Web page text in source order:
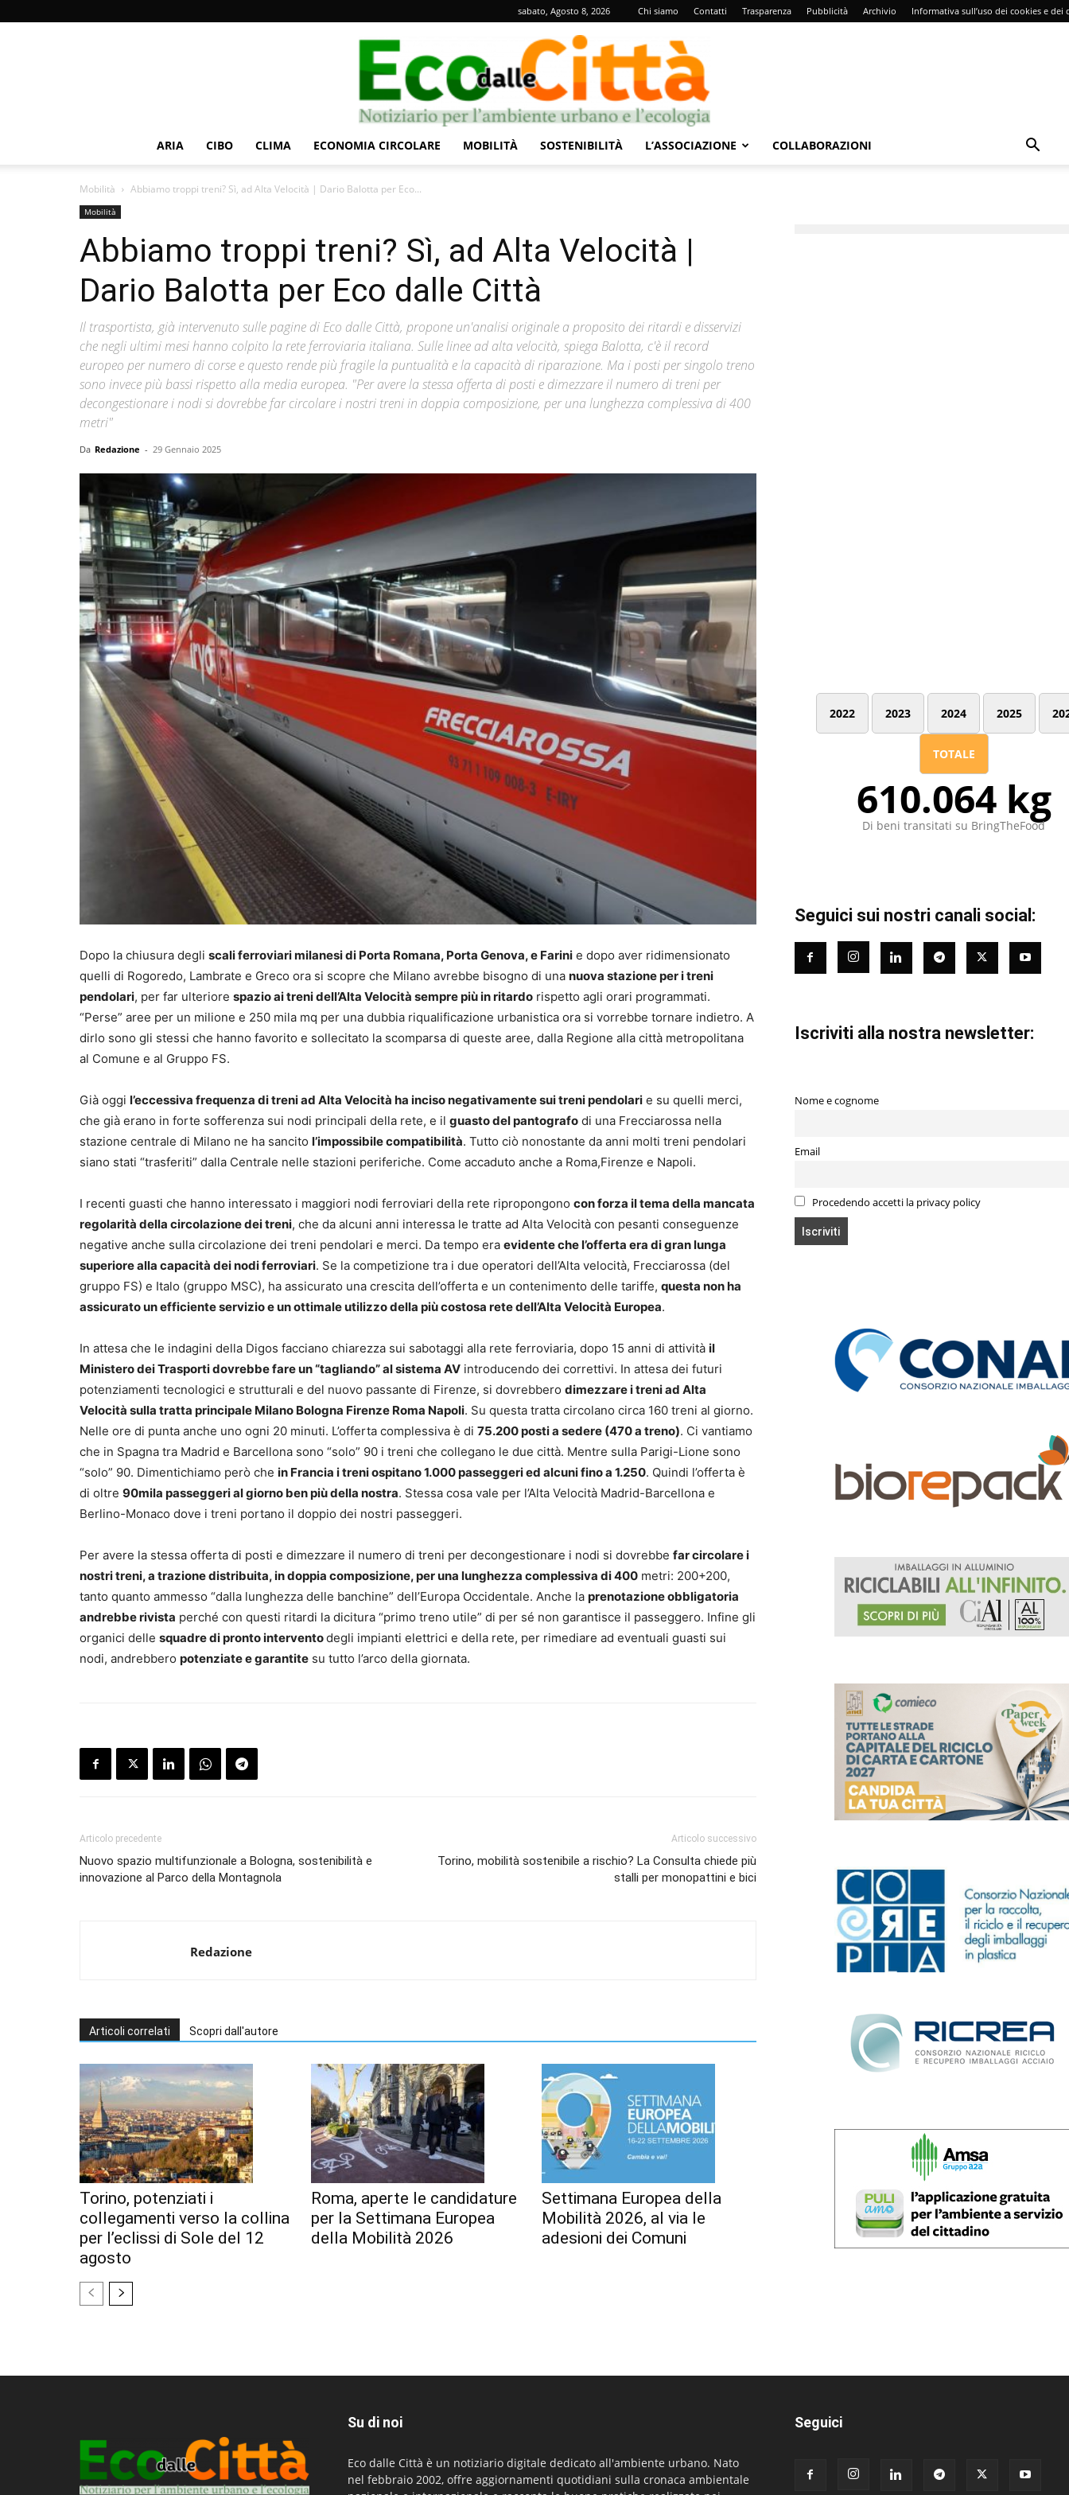
sabato, Agosto 8, 2026 Chi siamo Contatti Trasparenza Pubblicità Archivio Informativa sull’uso dei cookies e dei
dalle
Città
ARIA CIBO CLIMA ECONOMIA CIRCOLARE MOBILITÀ SOSTENIBILITÀ L’ASSOCIAZIONE COLLABORAZIONI
Mobilità Abbiamo troppi treni? Sì, ad Alta Velocità | Dario Balotta per Eco...
Mobilità
Abbiamo troppi treni? Sì, ad Alta Velocità |
Dario Balotta per Eco dalle Città
Il trasportista, già intervenuto sulle pagine di Eco dalle Città, propone un'analisi originale a proposito dei ritardi e disservizi
che negli ultimi mesi hanno colpito la rete ferroviaria italiana. Sulle linee ad alta velocità, spiega Balotta, c'è il record
europeo per numero di corse e questo rende più fragile la puntualità e la capacità di riparazione. Ma i posti per singolo treno
sono invece più bassi rispetto alla media europea. "Per avere la stessa offerta di posti e dimezzare il numero di treni per
decongestionare i nodi si dovrebbe far circolare i nostri treni in doppia composizione, per una lunghezza complessiva di 400
metri"
Da Redazione - 29 Gennaio 2025
Dopo la chiusura degli scali ferroviari milanesi di Porta Romana, Porta Genova, e Farini e dopo aver ridimensionato
quelli di Rogoredo, Lambrate e Greco ora si scopre che Milano avrebbe bisogno di una nuova stazione per i treni
pendolari, per far ulteriore spazio ai treni dell’Alta Velocità sempre più in ritardo rispetto agli orari programmati.
“Perse” aree per un milione e 250 mila mq per una dubbia riqualificazione urbanistica ora si vorrebbe tornare indietro. A
dirlo sono gli stessi che hanno favorito e sollecitato la scomparsa di queste aree, dalla Regione alla città metropolitana
al Comune e al Gruppo FS.
Già oggi l’eccessiva frequenza di treni ad Alta Velocità ha inciso negativamente sui treni pendolari e su quelli merci,
che già erano in forte sofferenza sui nodi principali della rete, e il guasto del pantografo di una Frecciarossa nella
stazione centrale di Milano ne ha sancito l’impossibile compatibilità. Tutto ciò nonostante da anni molti treni pendolari
siano stati “trasferiti” dalla Centrale nelle stazioni periferiche. Come accaduto anche a Roma,Firenze e Napoli.
I recenti guasti che hanno interessato i maggiori nodi ferroviari della rete ripropongono con forza il tema della mancata
regolarità della circolazione dei treni, che da alcuni anni interessa le tratte ad Alta Velocità con pesanti conseguenze
negative anche sulla circolazione dei treni pendolari e merci. Da tempo era evidente che l’offerta era di gran lunga
superiore alla capacità dei nodi ferroviari. Se la competizione tra i due operatori dell’Alta velocità, Frecciarossa (del
gruppo FS) e Italo (gruppo MSC), ha assicurato una crescita dell’offerta e un contenimento delle tariffe, questa non ha
assicurato un efficiente servizio e un ottimale utilizzo della più costosa rete dell’Alta Velocità Europea.
In attesa che le indagini della Digos facciano chiarezza sui sabotaggi alla rete ferroviaria, dopo 15 anni di attività il
Ministero dei Trasporti dovrebbe fare un “tagliando” al sistema AV introducendo dei correttivi. In attesa dei futuri
potenziamenti tecnologici e strutturali e del nuovo passante di Firenze, si dovrebbero dimezzare i treni ad Alta
Velocità sulla tratta principale Milano Bologna Firenze Roma Napoli. Su questa tratta circolano circa 160 treni al giorno.
Nelle ore di punta anche uno ogni 20 minuti. L’offerta complessiva è di 75.200 posti a sedere (470 a treno). Ci vantiamo
che in Spagna tra Madrid e Barcellona sono “solo” 90 i treni che collegano le due città. Mentre sulla Parigi-Lione sono
“solo” 90. Dimentichiamo però che in Francia i treni ospitano 1.000 passeggeri ed alcuni fino a 1.250. Quindi l’offerta è
di oltre 90mila passeggeri al giorno ben più della nostra. Stessa cosa vale per l’Alta Velocità Madrid-Barcellona e
Berlino-Monaco dove i treni portano il doppio dei nostri passeggeri.
Per avere la stessa offerta di posti e dimezzare il numero di treni per decongestionare i nodi si dovrebbe far circolare i
nostri treni, a trazione distribuita, in doppia composizione, per una lunghezza complessiva di 400 metri: 200+200,
tanto quanto ammesso “dalla lunghezza delle banchine” dell’Europa Occidentale. Anche la prenotazione obbligatoria
andrebbe rivista perché con questi ritardi la dicitura “primo treno utile” di per sé non garantisce il passeggero. Infine gli
organici delle squadre di pronto interventodegli impianti elettrici e della rete, per rimediare ad eventuali guasti sui
nodi, andrebbero potenziate e garantite su tutto l’arco della giornata.
Articolo precedente
Nuovo spazio multifunzionale a Bologna, sostenibilità e
innovazione al Parco della Montagnola
Articolo successivo
Torino, mobilità sostenibile a rischio? La Consulta chiede più
stalli per monopattini e bici
Redazione
Articoli correlati Scopri dall'autore
Torino, potenziati i
collegamenti verso la collina
per l’eclissi di Sole del 12
agosto
Roma, aperte le candidature
per la Settimana Europea
della Mobilità 2026
Settimana Europea della
Mobilità 2026, al via le
adesioni dei Comuni
2022 2023 2024 2025
TOTALE
610.064 kg
Di beni transitati su BringTheFood
Seguici sui nostri canali social:
Iscriviti alla nostra newsletter:
Nome e cognome
Email
Procedendo accetti la privacy policy
Su di noi
Eco dalle Città è un notiziario digitale dedicato all'ambiente urbano. Nato
nel febbraio 2002, offre aggiornamenti quotidiani sulla cronaca ambientale
Seguici